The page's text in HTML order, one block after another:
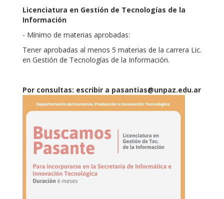
Licenciatura en Gestión de Tecnologías de la
Información
- Mínimo de materias aprobadas:
Tener aprobadas al menos 5 materias de la carrera Lic.
en Gestión de Tecnologías de la Información.
Por consultas: escribir a pasantias@unpaz.edu.ar